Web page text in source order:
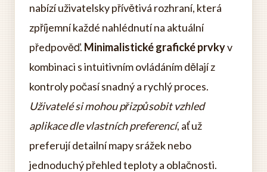
nabízí uživatelsky přívětivá rozhraní, která
zpříjemní každé nahlédnutí na aktuální
předpověď. Minimalistické grafické prvkyv
kombinaci s intuitivním ovládáním dělají z
kontroly počasí snadný a rychlý proces.
Uživatelé si mohou přizpůsobit vzhled
aplikace dle vlastních preferencí, ať už
preferují detailní mapy srážek nebo
jednoduchý přehled teploty a oblačnosti.